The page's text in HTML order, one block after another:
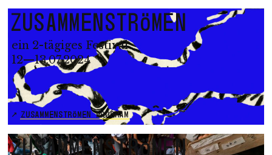
ZUSAMMENSTRÖMEN
ein 2-tägiges Festival
12—13.07.2024
ZUSAMMENSTRÖMEN PROGRAM
ZUSAMMENSTRÖMEN